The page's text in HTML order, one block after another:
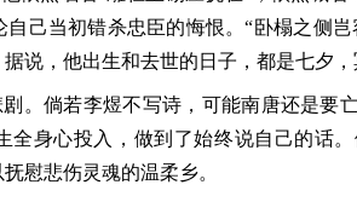
己当初错杀忠臣的悔恨。“卧榻之侧
说，他出生和去世的日子，都是七夕，
。倘若李煜不写诗，可能南唐还是要
全身心投入，做到了始终说自己的话
慰悲伤灵魂的温柔乡。